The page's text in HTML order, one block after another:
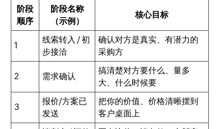
阶段
顺序
阶段名称
（示例）
核心目标
1
线索转入 / 初
步接洽
确认对方是真实、有潜力的
采购方
2 需求确认
搞清楚对方要什么、量多
大、什么时候要
3
报价/方案已
发送
把你的价值、价格清晰摆到
客户桌面上